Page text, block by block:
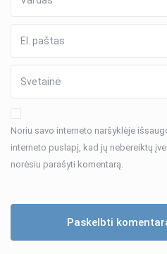
Noriu savo interneto naršyklėje
interneto puslapį, kad jų nebereiktų
norėsiu parašyti komentarą.